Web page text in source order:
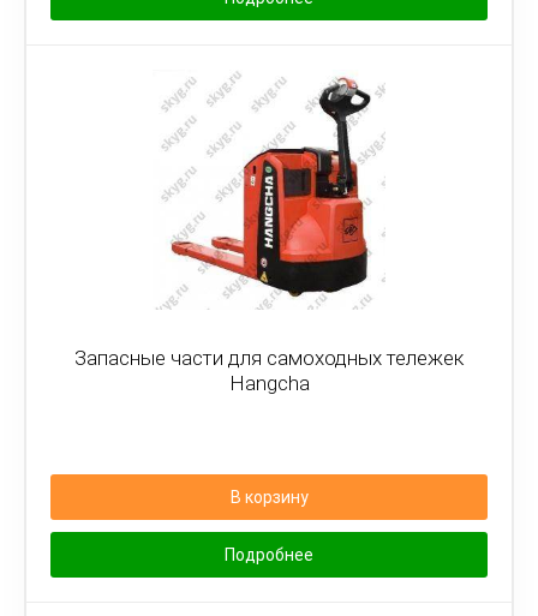
Запасные части для самоходных тележек
Hangcha
В корзину
Подробнее